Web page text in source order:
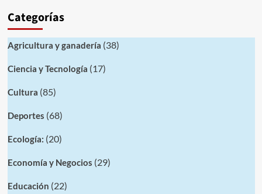
Categorías
Agricultura y ganadería (38)
Ciencia y Tecnología (17)
Cultura (85)
Deportes (68)
Ecología: (20)
Economía y Negocios (29)
Educación (22)